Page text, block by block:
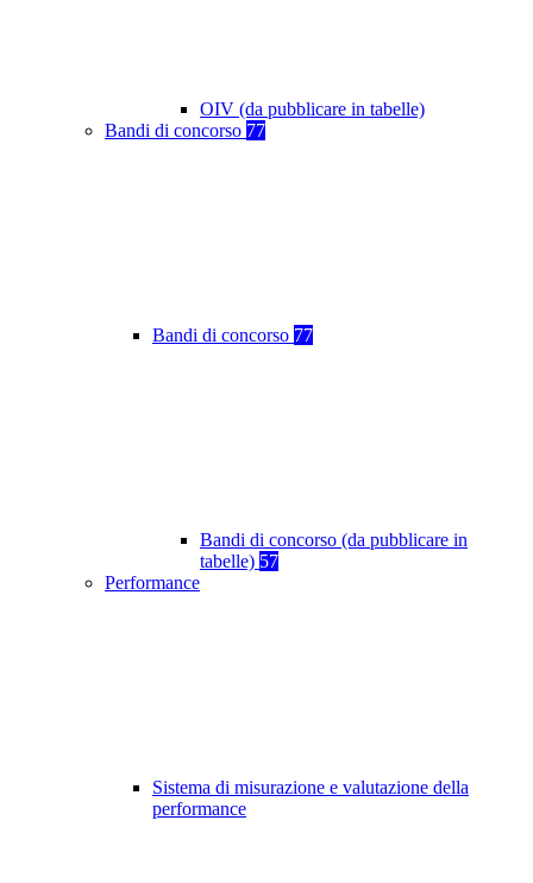
OIV (da pubblicare in tabelle)
Bandi di concorso 77
Bandi di concorso 77
Bandi di concorso (da pubblicare in
tabelle) 57
Performance
Sistema di misurazione e valutazione della
performance